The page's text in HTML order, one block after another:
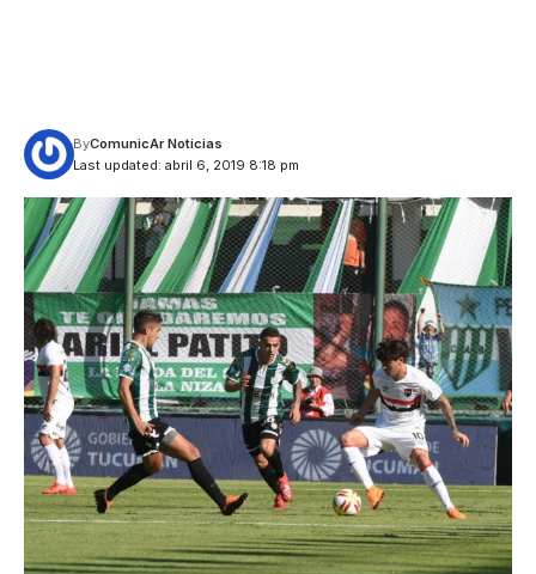
Last updated: abril 6, 2019 8:18 pm
ByComunicAr Noticias